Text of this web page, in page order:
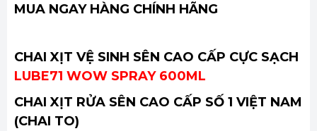
MUA NGAY HÀNG CHÍNH HÃNG
CHAI XỊT VỆ SINH SÊN CAO CẤP CỰC SẠCH
LUBE71 WOW SPRAY 600ML
CHAI XỊT RỬA SÊN CAO CẤP SỐ 1 VIỆT NAM
(CHAI TO)